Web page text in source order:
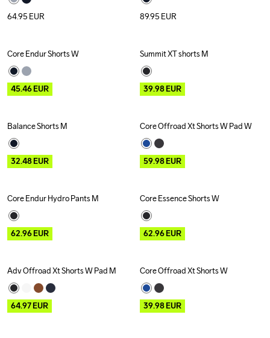
64.95 EUR 89.95 EUR
Outlet
Core Endur Shorts W
45.46EUR
Outlet
Summit XT shorts M
39.98EUR
Outlet
Balance Shorts M
32.48EUR
Outlet
Core Offroad Xt Shorts W Pad W
59.98EUR
Outlet Recycled
Core Endur Hydro Pants M
62.96EUR
Outlet Recycled
Core Essence Shorts W
62.96EUR
Outlet
Adv Offroad Xt Shorts W Pad M
64.97EUR
Outlet
Core Offroad Xt Shorts W
39.98EUR